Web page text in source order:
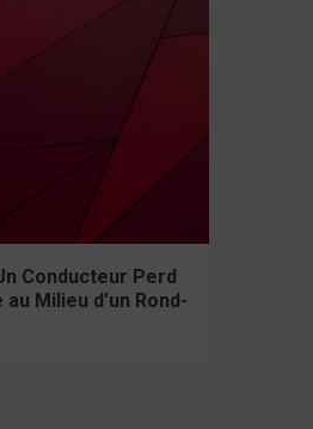
Conducteur Perd
Milieu d’un Rond-